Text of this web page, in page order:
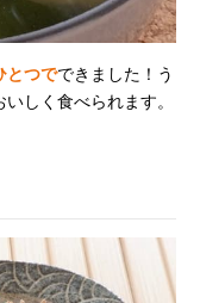
とつでできました！う
しく食べられます。